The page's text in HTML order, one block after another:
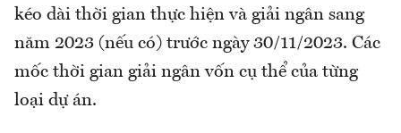
kéo dài thời gian thực hiện và giải ngân sang
năm 2023 (nếu có) trước ngày 30/11/2023. Các
mốc thời gian giải ngân vốn cụ thể của từng
loại dự án.